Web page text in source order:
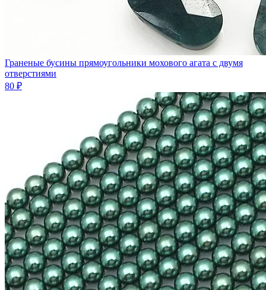
Граненые бусины прямоугольники мохового агата с двумя
отверстиями
80 ₽